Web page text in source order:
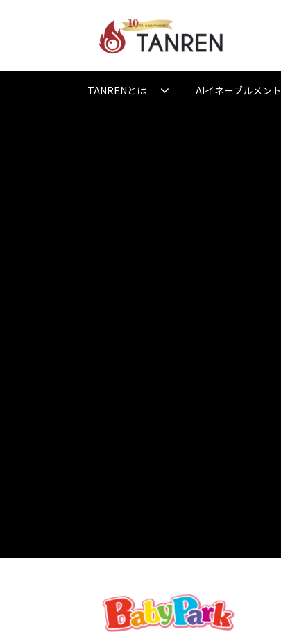
TANRENとは AIイネーブルメント